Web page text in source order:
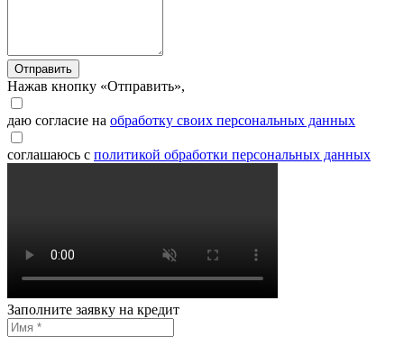
Отправить
Нажав кнопку «Отправить»,
даю согласие на обработку своих персональных данных
соглашаюсь с политикой обработки персональных данных
Заполните заявку на кредит